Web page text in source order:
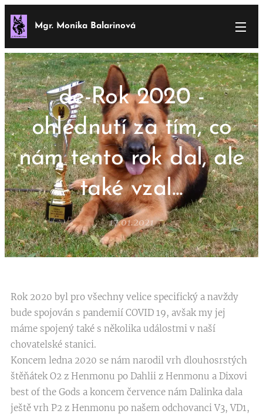
Mgr. Monika Balarinová
de-Rok 2020 -
ohlédnutí za tím, co
nám tento rok dal, ale
také vzal...
17.01.2021
Rok 2020 byl pro všechny velice specifický a navždy
bude spojován s pandemií COVID 19, avšak my jej
máme spojený také s několika událostmi v naší
chovatelské stanici.
Koncem ledna 2020 se nám narodil vrh dlouhosrstých
štěňátek O2 z Henmonu po Dahlii z Henmonu a Dixovi
best of the Gods a koncem července nám Dalinka dala
ještě vrh P2 z Henmonu po našem odchovanci V3, VD1,